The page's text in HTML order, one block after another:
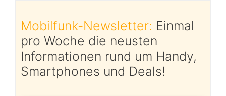
Mobilfunk-Newsletter: Einmal
pro Woche die neusten
Informationen rund um Handy,
Smartphones und Deals!